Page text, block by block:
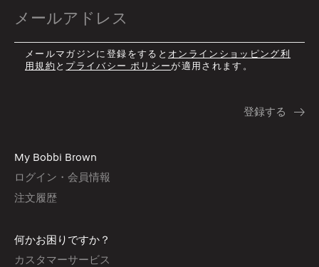
メールマガジンに登録をすると オンラインショッピング利
用規約 と プライバシー ポリシーが適用されます。
My Bobbi Brown
ログイン・会員情報
注文履歴
何かお困りですか？
カスタマーサービス